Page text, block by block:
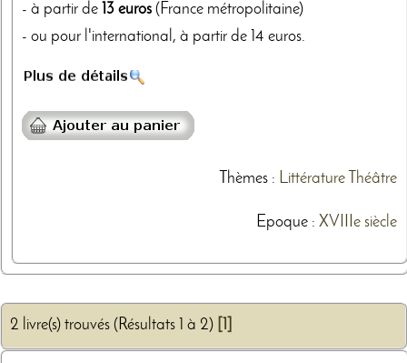
- à partir de 13 euros (France métropolitaine)
- ou pour l'international, à partir de 14 euros.
Thèmes: Littérature Théâtre
Epoque : XVIIIe siècle
2 livre(s) trouvés (Résultats 1 à 2)